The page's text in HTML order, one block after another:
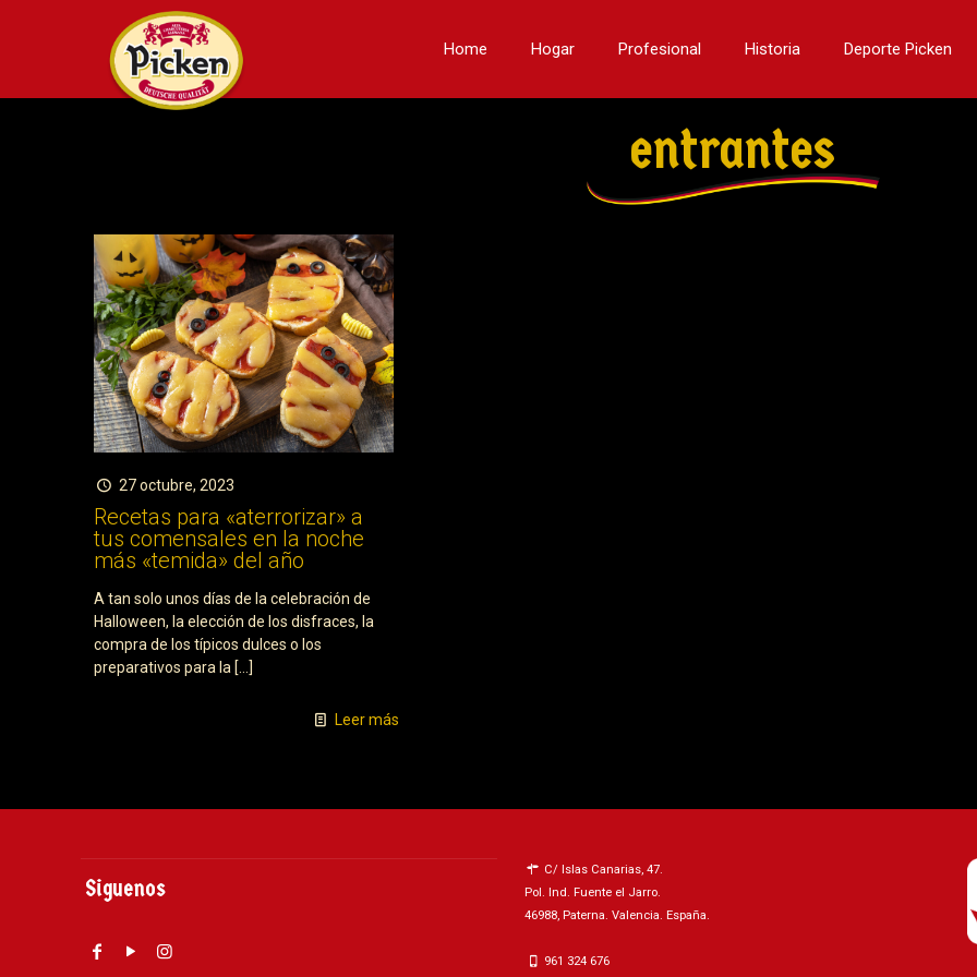
Home Hogar Profesional Historia Deporte Picken
entrantes
27 octubre, 2023
Recetas para «aterrorizar» a
tus comensales en la noche
más «temida» del año
A tan solo unos días de la celebración de
Halloween, la elección de los disfraces, la
compra de los típicos dulces o los
preparativos para la […]
Leer más
Siguenos
C/ Islas Canarias, 47.
Pol. Ind. Fuente el Jarro.
46988, Paterna. Valencia. España.
961 324 676